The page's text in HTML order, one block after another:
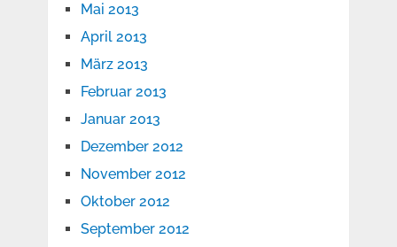
Mai 2013
April 2013
März 2013
Februar 2013
Januar 2013
Dezember 2012
November 2012
Oktober 2012
September 2012